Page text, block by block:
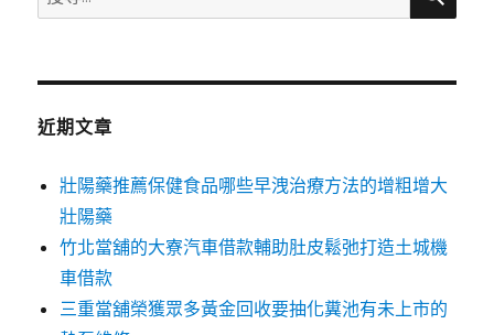
尋
鍵
近期文章
壯陽藥推薦保健食品哪些早洩治療方法的增粗增大
壯陽藥
竹北當舖的大寮汽車借款輔助肚皮鬆弛打造土城機
車借款
三重當舖榮獲眾多黃金回收要抽化糞池有未上市的